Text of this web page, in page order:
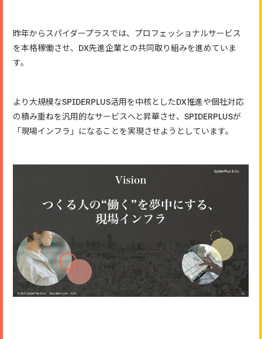
昨年からスパイダープラスでは、プロフェッショナルサービス
を本格稼働させ、DX先進企業との共同取り組みを進めていま
す。
より大規模なSPIDERPLUS活用を中核としたDX推進や個社対応
の積み重ねを汎用的なサービスへと昇華させ、SPIDERPLUSが
「現場インフラ」になることを実現させようとしています。